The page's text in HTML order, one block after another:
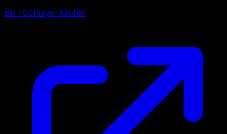
Bei TCGPlayer kaufen